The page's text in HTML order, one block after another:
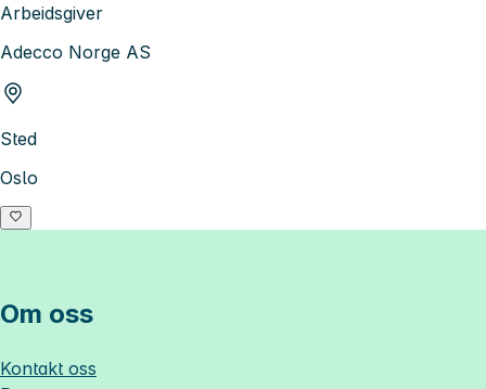
Arbeidsgiver
Adecco Norge AS
Sted
Oslo
Om oss
Kontakt oss